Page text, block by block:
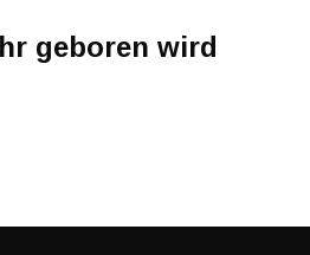
geboren wird